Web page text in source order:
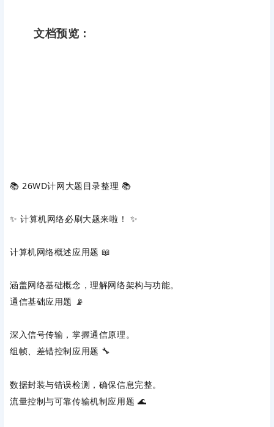
文档预览：
📚 ‌ 26WD计网大题目录整理 ‌ 📚
✨ ‌计算机网络必刷大题来啦！ ‌ ✨
计算机网络概述应用题 ‌ 📖
涵盖网络基础概念，理解网络架构与功能。
通信基础应用题 ‌ 📡
深入信号传输，掌握通信原理。
组帧、差错控制应用题 ‌ 🔧
数据封装与错误检测，确保信息完整。
流量控制与可靠传输机制应用题 ‌ 🌊